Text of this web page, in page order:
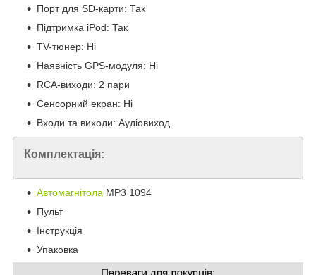
Порт для SD-карти: Так
Підтримка iPod: Так
TV-тюнер: Ні
Наявність GPS-модуля: Ні
RCA-виходи: 2 пари
Сенсорний екран: Ні
Входи та виходи: Аудіовиход
Комплектація:
Автомагнітола MP3 1094
Пульт
Інструкція
Упаковка